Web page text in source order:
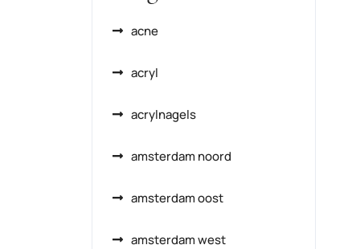
acne
acryl
acrylnagels
amsterdam noord
amsterdam oost
amsterdam west